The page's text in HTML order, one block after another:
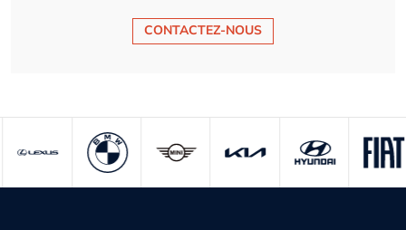
CONTACTEZ-NOUS